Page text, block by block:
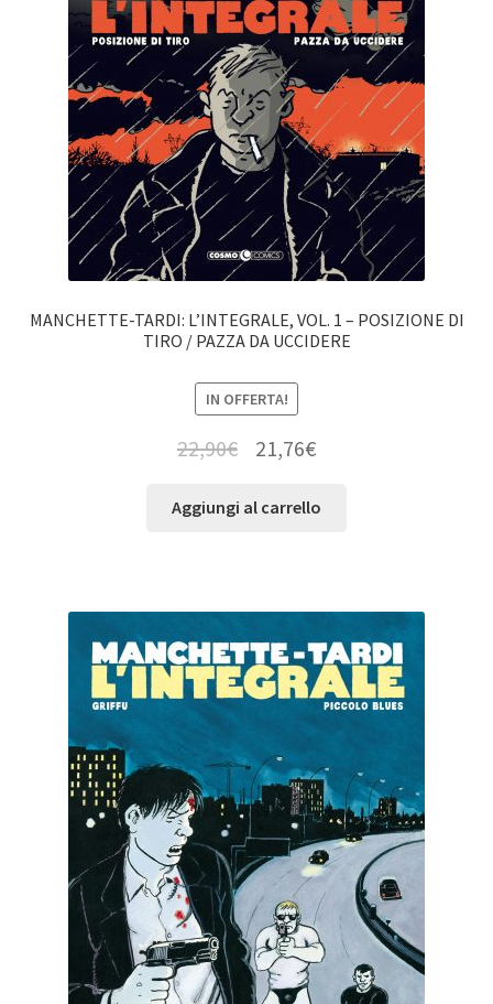
MANCHETTE-TARDI: L’INTEGRALE, VOL. 1 – POSIZIONE DI
TIRO / PAZZA DA UCCIDERE
IN OFFERTA!
22,90€ 21,76€
Aggiungi al carrello